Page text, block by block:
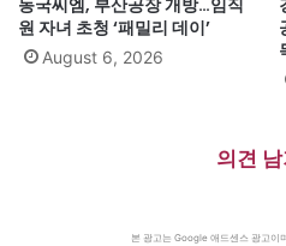
동국씨엠, 부산공장 개방…임직
원 자녀 초청 ‘패밀리 데이’
August 6, 2026
의견 남
본 광고는 Google 애드센스 광고이